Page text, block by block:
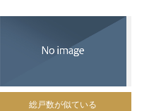
総戸数が似ている